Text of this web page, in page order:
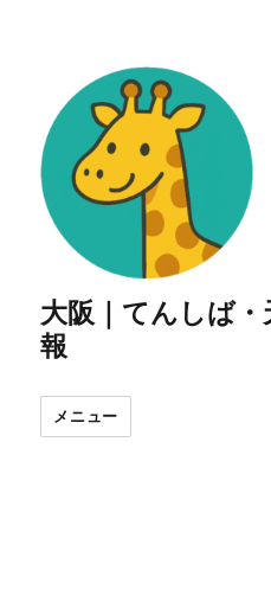
大阪｜てんしば
報
メニュー